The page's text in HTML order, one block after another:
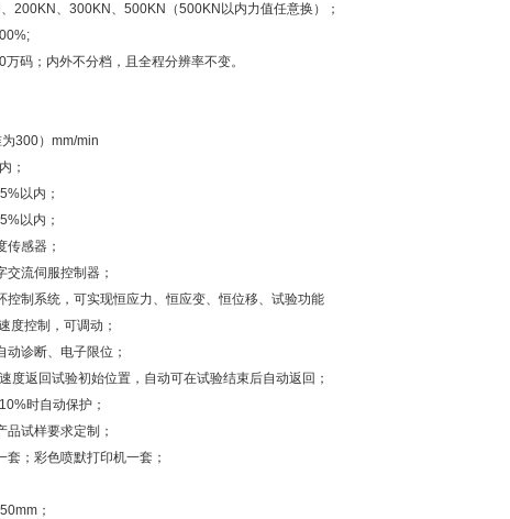
200KN、300KN、500KN（500KN以内力值任意换）；
码；内外不分档，且全程分辨率不变。
300）mm/min
；
以内；
以内；
传感器；
流伺服控制器；
控制系统，可实现恒应力、恒应变、恒位移、试验功能
度控制，可调动；
诊断、电子限位；
度返回试验初始位置，自动可在试验结束后自动返回；
时自动保护；
试样要求定制；
；彩色喷默打印机一套；
；